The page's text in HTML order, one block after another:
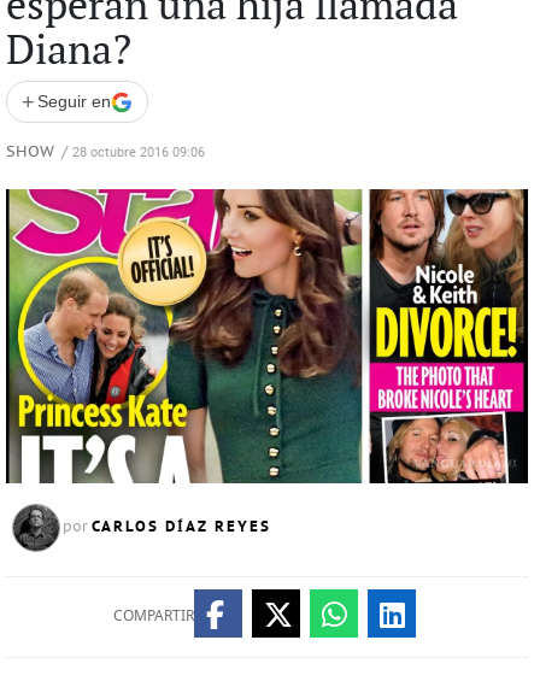
Diana?
+ Seguir en
SHOW / 28 octubre 2016 09:06
por CARLOS DÍAZ REYES
COMPARTIR